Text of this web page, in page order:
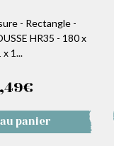
- Rectangle -
HR35 - 180 x
x 1...
€
panier